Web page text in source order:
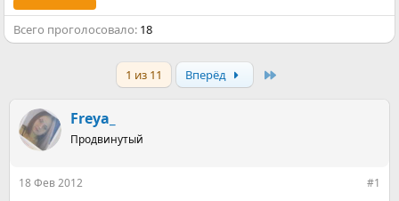
Всего проголосовало 18
1 из 11 Вперёд
Freya_
Продвинутый
18 Фев 2012 #1